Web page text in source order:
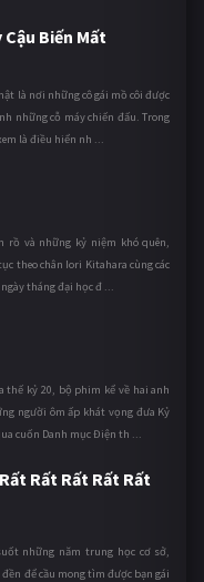
Biến Mất
là nơi những cô gái mồ côi được
những cỗ máy chiến đấu. Trong
là điều hiển nh ...
rồ và những kỷ niệm khó quên,
theo chân Iori Kitahara cùng các
tháng đại học đ ...
thế kỷ 20, bộ phim kể về hai anh
người ôm ấp khát vọng đưa Kỷ
cuốn Danh mục Điện th ...
Rất Rất Rất Rất
những năm trung học cơ sở,
để cầu mong tìm được bạn gái